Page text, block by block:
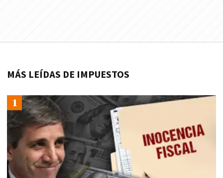
MÁS LEÍDAS DE IMPUESTOS